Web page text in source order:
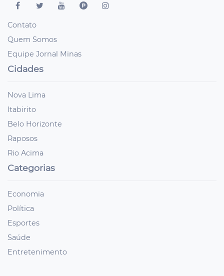
Contato
Quem Somos
Equipe Jornal Minas
Cidades
Nova Lima
Itabirito
Belo Horizonte
Raposos
Rio Acima
Categorias
Economia
Política
Esportes
Saúde
Entretenimento